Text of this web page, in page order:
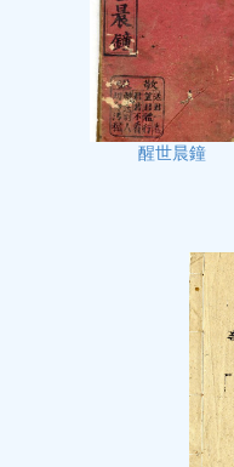
醒世晨鐘